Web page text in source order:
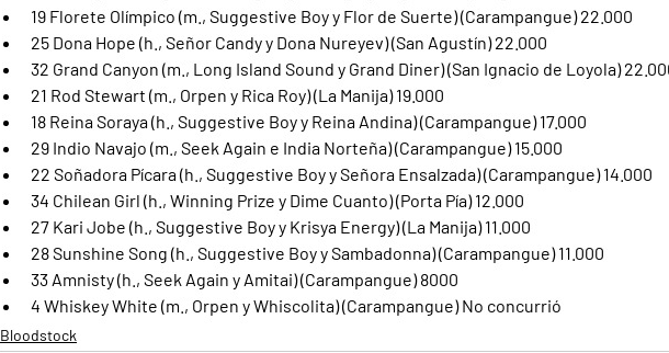
19 Florete Olímpico (m., Suggestive Boy y Flor de Suerte) (Carampangue) 22.000
25 Dona Hope (h., Señor Candy y Dona Nureyev) (San Agustín) 22.000
32 Grand Canyon (m., Long Island Sound y Grand Diner) (San Ignacio de Loyola)
21 Rod Stewart (m., Orpen y Rica Roy) (La Manija) 19.000
18 Reina Soraya (h., Suggestive Boy y Reina Andina) (Carampangue) 17.000
29 Indio Navajo (m., Seek Again e India Norteña) (Carampangue) 15.000
22 Soñadora Pícara (h., Suggestive Boy y Señora Ensalzada) (Carampangue) 14.000
34 Chilean Girl (h., Winning Prize y Dime Cuanto) (Porta Pía) 12.000
27 Kari Jobe (h., Suggestive Boy y Krisya Energy) (La Manija) 11.000
28 Sunshine Song (h., Suggestive Boy y Sambadonna) (Carampangue) 11.000
33 Amnisty (h., Seek Again y Amitai) (Carampangue) 8000
4 Whiskey White (m., Orpen y Whiscolita) (Carampangue) No concurrió
Bloodstock